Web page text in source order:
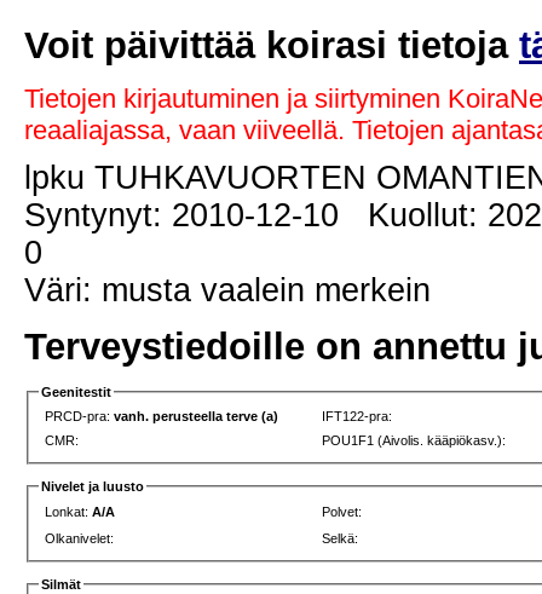
Voit päivittää koirasi tietoja
Tietojen kirjautuminen ja siirtyminen
reaaliajassa, vaan viiveellä. Tietojen
lpku TUHKAVUORTEN
Syntynyt: 2010-12-10 Kuollut:
0
Väri: musta vaalein merkein
Terveystiedoille on annettu
Geenitestit
PRCD-pra:vanh. perusteella terve (a)
IFT122-pra:
CMR:
POU1F1 (Aivolis. kääpiökasv.):
Nivelet ja luusto
Lonkat:A/A
Polvet:
Olkanivelet:
Selkä:
Silmät